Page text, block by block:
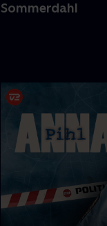
Sommerdahl